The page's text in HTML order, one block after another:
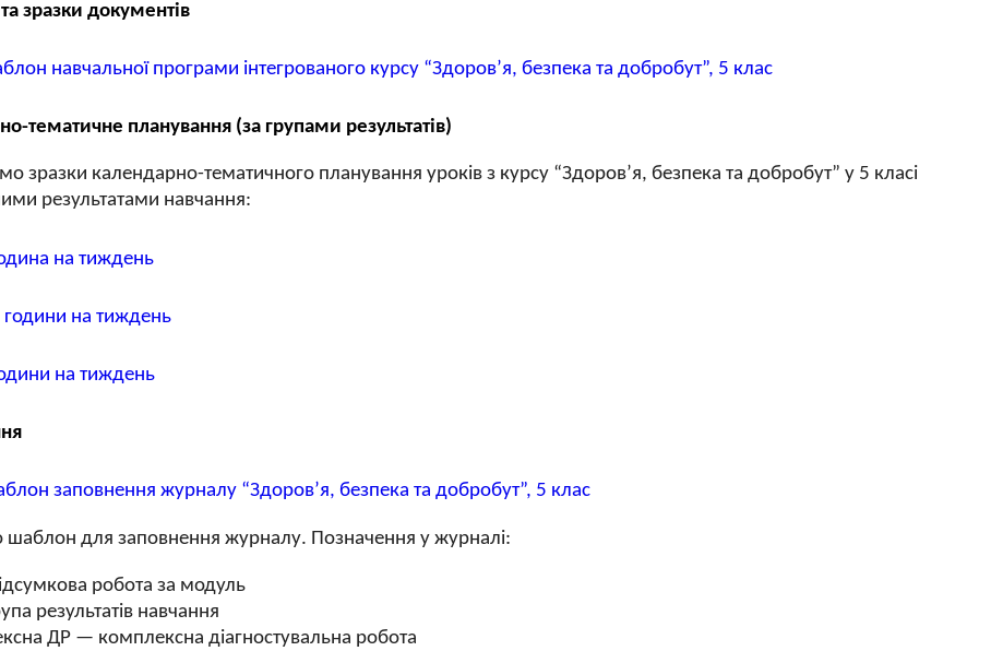
зразки документів
навчальної програми інтегрованого курсу “Здоров’я, безпека та добробут”, 5 клас
тематичне планування (за групами результатів)
зразки календарно-тематичного планування уроків з курсу “Здоров’я, безпека та добробут” у 5 класі
результатами навчання:
на тиждень
години на тиждень
на тиждень
заповнення журналу “Здоров’я, безпека та добробут”, 5 клас
для заповнення журналу. Позначення у журналі:
робота за модуль
результатів навчання
ДР — комплексна діагностувальна робота